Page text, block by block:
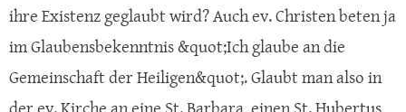
ihre Existenz geglaubt wird? Auch ev. Christen beten ja
im Glaubensbekenntnis &quot;Ich glaube an die
Gemeinschaft der Heiligen&quot;. Glaubt man also in